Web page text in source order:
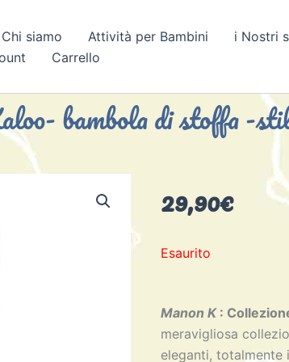
Chi siamo Attività per Bambini i Nostri
Carrello
bambola di stoffa -
29,90€
Esaurito
Manon K :
meravigliosa
eleganti, totalmente